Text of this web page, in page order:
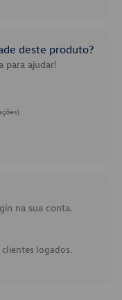
deste produto?
para ajudar!
na sua conta.
logados.